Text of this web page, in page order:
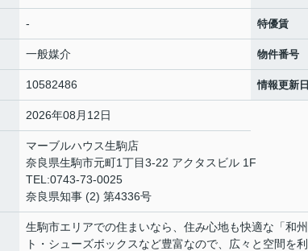
- 特優賃
一般媒介 物件番号
10582486 情報更新日
2026年08月12日
マーブルハウス生駒店
奈良県生駒市元町1丁目3-22 アクタスビル 1F
TEL:0743-73-0025
奈良県知事 (2) 第4336号
生駒市エリアでの住まいなら、住み心地も快適な「和
ト・シューズボックスなど豊富なので、広々と空間を